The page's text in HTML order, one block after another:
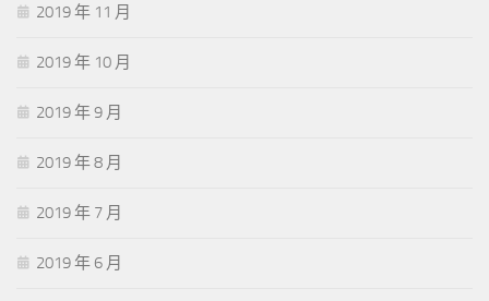
2019 年 11 月
2019 年 10 月
2019 年 9 月
2019 年 8 月
2019 年 7 月
2019 年 6 月